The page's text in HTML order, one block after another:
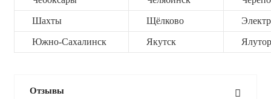
Шахты Щёлково
Южно-Сахалинск Якутск
Отзывы